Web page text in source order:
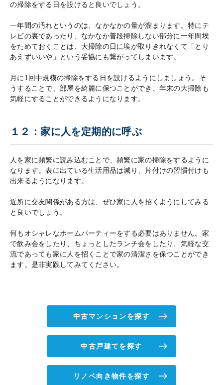
の掃除をする日を設けると良いでしょう。
一年間の汚れというのは、なかなかの量が溜まります。特にテ
レビの裏であったり、なかなか普段掃除しない部分に一年間埃
をためておくことは、大掃除の日に埃が取りきれなくて「とり
あえずいいや」という妥協にも繋がってしまいます。
月に1回中規模の掃除をする日を設けるようにしましょう。そ
うすることで、部屋を綺麗に保つことができ、年末の大掃除も
気軽にすることができるようになります。
１２：家に人を定期的に呼ぶ
人を家に頻繁に読み込むことで、頻繁に家の掃除をするように
なります。表に出ている生活用品は減り、片付けの習慣付けも
出来るようになります。
近所に交友関係がある方は、ぜひ家に人を招くようにしてみる
と良いでしょう。
何もオシャレなホームパーティーをする必要はありません。家
で飲み会をしたり、ちょっとしたランチ会をしたり、気軽な交
流であっても家に人を招くことで家の清潔さを保つことができ
ます。是非実践してみてください。
中古マンションを探す
中古戸建てを探す
リノベ向き物件を探す